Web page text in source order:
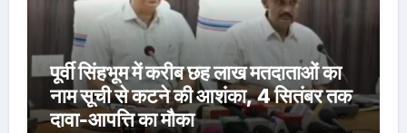
पूर्वी सिंहभूम में करीब छह लाख मतदाताओं का
नाम सूची से कटने की आशंका, 4 सितंबर तक
दावा-आपत्ति का मौका